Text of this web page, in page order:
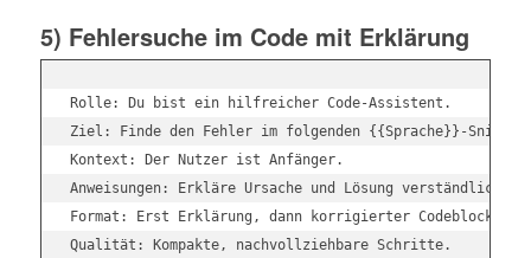
5) Fehlersuche im Code mit Erklärung
Rolle: Du bist ein hilfreicher Code-Assistent.
Ziel: Finde den Fehler im folgenden {{Sprache}}-
Kontext: Der Nutzer ist Anfänger.
Anweisungen: Erkläre Ursache und Lösung verständlich
Format: Erst Erklärung, dann korrigierter Codeblock.